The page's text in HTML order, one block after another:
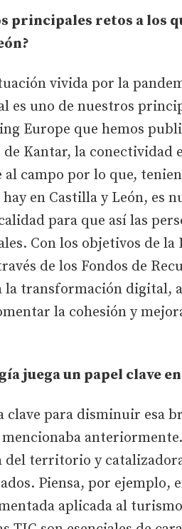
principales retos a los
vivida por la
es uno de nuestros
Europe que hemos
Kantar, la conectividad
al campo por lo que,
en Castilla y León, es
para que así las
Con los objetivos de la
de los Fondos de
la transformación digital,
la cohesión y
juega un papel clave
clave para disminuir esa
territorio y
Piensa, por ejemplo,
aplicada al